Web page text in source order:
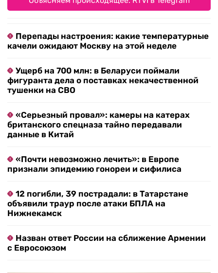
Перепады настроения: какие температурные
качели ожидают Москву на этой неделе
Ущерб на 700 млн: в Беларуси поймали
фигуранта дела о поставках некачественной
тушенки на СВО
«Серьезный провал»: камеры на катерах
британского спецназа тайно передавали
данные в Китай
«Почти невозможно лечить»: в Европе
признали эпидемию гонореи и сифилиса
12 погибли, 39 пострадали: в Татарстане
объявили траур после атаки БПЛА на
Нижнекамск
Назван ответ России на сближение Армении
с Евросоюзом